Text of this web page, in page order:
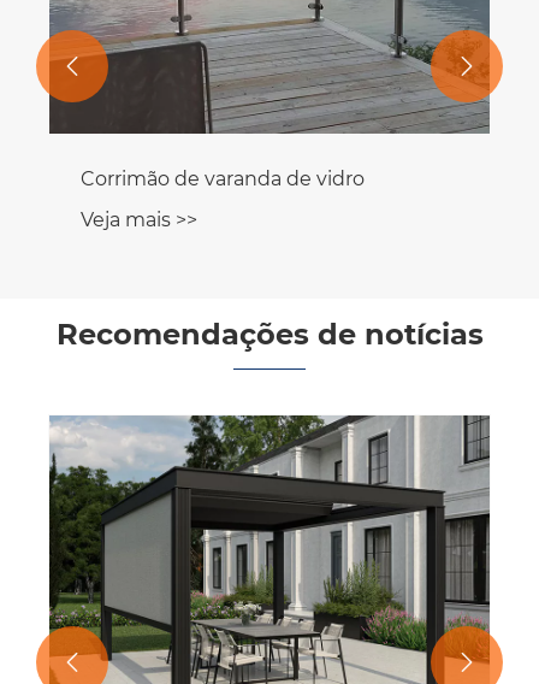
Corrimão de varanda de vidro
Veja mais >>
 
Recomendações de notícias
 